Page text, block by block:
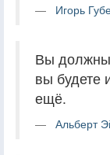
Игорь
Вы должны
вы будете
ещё.
Альберт